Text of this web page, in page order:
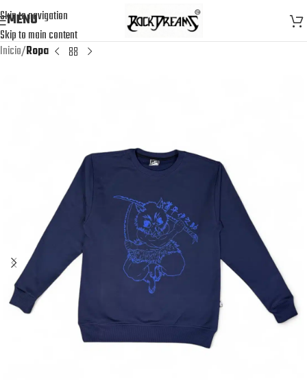
Skip to navigation
Skip to main content
MENU
Inicio Ropa